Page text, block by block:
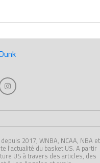
2017, WNBA, NCAA, NBA et
l'actualité du basket US. A partir
US à travers des articles, des